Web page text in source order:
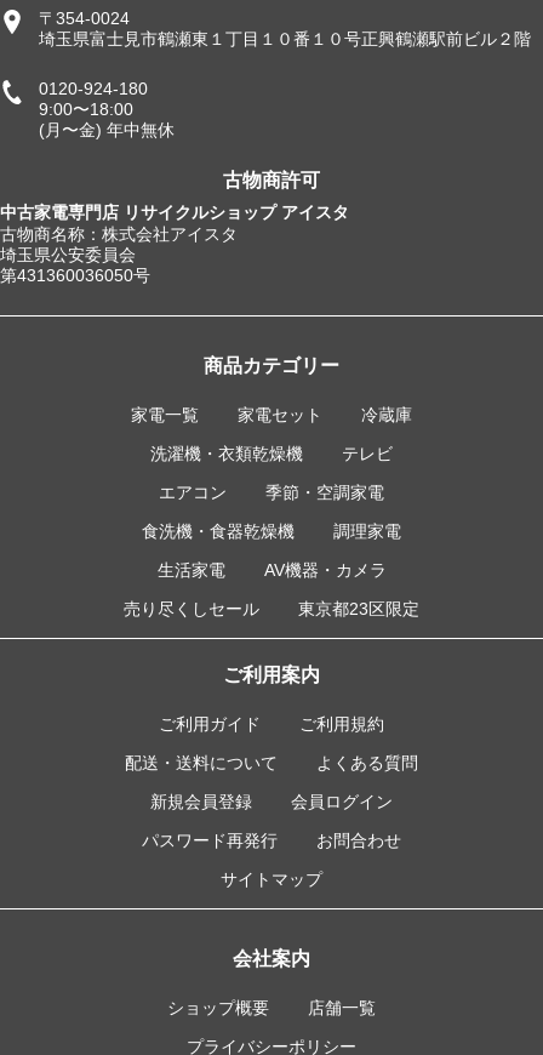
〒354-0024
埼玉県富士見市鶴瀬東１丁目１０番１０号正興鶴瀬駅前ビル２階
0120-924-180
9:00〜18:00
(月〜金) 年中無休
古物商許可
中古家電専門店 リサイクルショップ アイスタ
古物商名称：株式会社アイスタ
埼玉県公安委員会
第431360036050号
商品カテゴリー
家電一覧 家電セット
冷蔵庫
洗濯機・衣類乾燥機
テレビ
エアコン
季節・空調家電
食洗機・食器乾燥機
調理家電
生活家電
AV機器・カメラ
売り尽くしセール
東京都23区限定
ご利用案内
ご利用ガイド
ご利用規約
配送・送料について
よくある質問
新規会員登録
会員ログイン
パスワード再発行
お問合わせ
サイトマップ
会社案内
ショップ概要
店舗一覧
プライバシーポリシー